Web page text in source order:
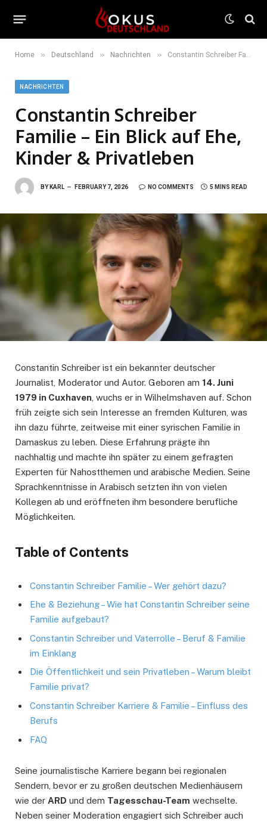
Home » Deutschland » Nachrichten » Constantin Schreiber Familie – Ein Blick auf Ehe, Kinder & Privatleben
NACHRICHTEN
Constantin Schreiber
Familie – Ein Blick auf Ehe,
Kinder & Privatleben
BY KARL FEBRUARY 7, 2026 NO COMMENTS 5 MINS READ
Constantin Schreiber ist ein bekannter deutscher
Journalist, Moderator und Autor. Geboren am 14. Juni
1979 in Cuxhaven , wuchs er in Wilhelmshaven auf. Schon
früh zeigte sich sein Interesse an fremden Kulturen, was
ihn dazu führte, zeitweise mit einer syrischen Familie in
Damaskus zu leben. Diese Erfahrung prägte ihn
nachhaltig und machte ihn später zu einem gefragten
Experten für Nahostthemen und arabische Medien. Seine
Sprachkenntnisse in Arabisch setzten ihn von vielen
Kollegen ab und eröffneten ihm besondere berufliche
Möglichkeiten.
Table of Contents
Constantin Schreiber Familie – Wer gehört dazu?
Ehe & Beziehung – Wie hat Constantin Schreiber seine
Familie aufgebaut?
Constantin Schreiber und Vaterrolle – Beruf & Familie
im Einklang
Die Öffentlichkeit und sein Privatleben – Warum bleibt
Familie privat?
Constantin Schreiber Karriere & Familie – Einfluss des
Berufs
FAQ
Seine journalistische Karriere begann bei regionalen
Sendern, bevor er zu großen deutschen Medienhäusern
wie der ARD und dem Tagesschau-Team wechselte.
Neben seiner Moderation engagiert sich Schreiber auch